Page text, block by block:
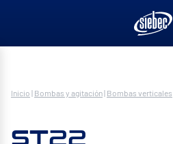
Inicio | Bombas y agitación| Bombas verticales